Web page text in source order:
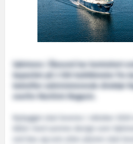
Sølvtrans i Ålesund har kontrahert
kapasitet på 2 500 kubikkmeter fra
bekrefter administrerende direktør
overfor Maritimt Magasin.
Nybygget skal leveres i oktober
båter med samme design som